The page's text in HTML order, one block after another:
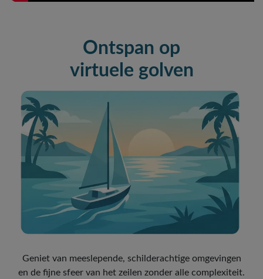
Ontspan op
virtuele golven
Geniet van meeslepende, schilderachtige omgevingen
en de fijne sfeer van het zeilen zonder alle complexiteit.